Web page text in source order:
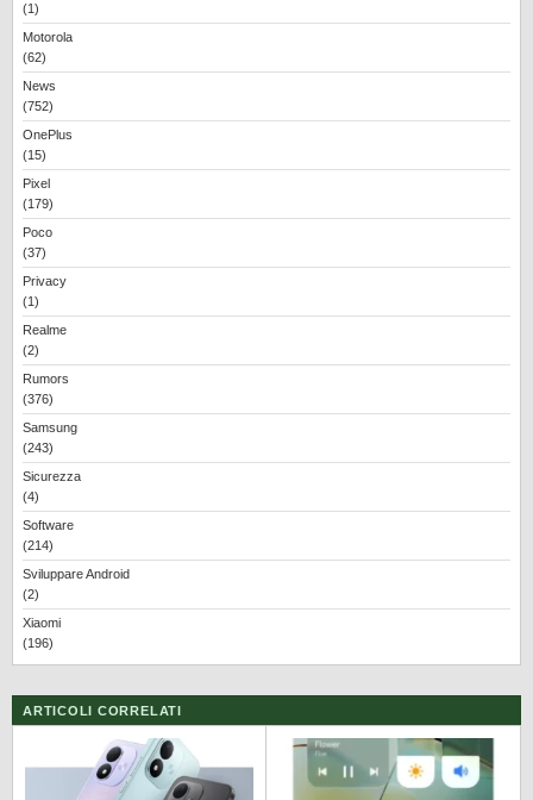
(1)
Motorola
(62)
News
(752)
OnePlus
(15)
Pixel
(179)
Poco
(37)
Privacy
(1)
Realme
(2)
Rumors
(376)
Samsung
(243)
Sicurezza
(4)
Software
(214)
Sviluppare Android
(2)
Xiaomi
(196)
ARTICOLI CORRELATI